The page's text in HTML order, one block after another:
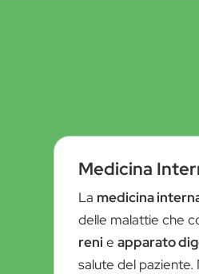
Medicina
La medicina
delle malattie che
reni eapparato
salute del paziente.